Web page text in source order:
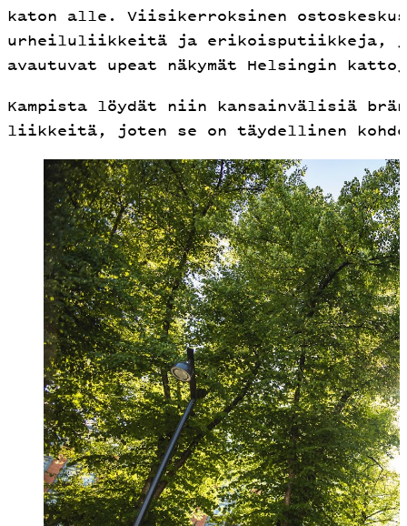
katon alle. Viisikerroksinen
urheiluliikkeitä ja erikoisputiikkeja, ja
avautuvat upeat näkymät Helsingin
Kampista löydät niin kansainvälisiä
liikkeitä, joten se on täydellinen kohde